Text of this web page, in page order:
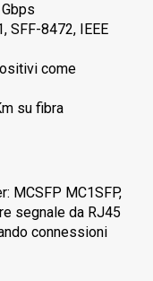
SFF-8472, IEEE
come
su fibra
MCSFP MC1SFP,
segnale da RJ45
connessioni